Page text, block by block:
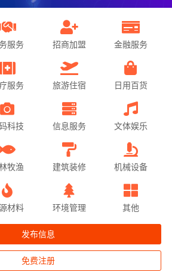
服务 招商加盟 金融服务
服务 旅游住宿 日用百货
科技 信息服务 文体娱乐
牧渔 建筑装修 机械设备
材料 环境管理 其他
发布信息
免费注册